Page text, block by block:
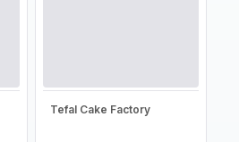
Tefal Cake Factory